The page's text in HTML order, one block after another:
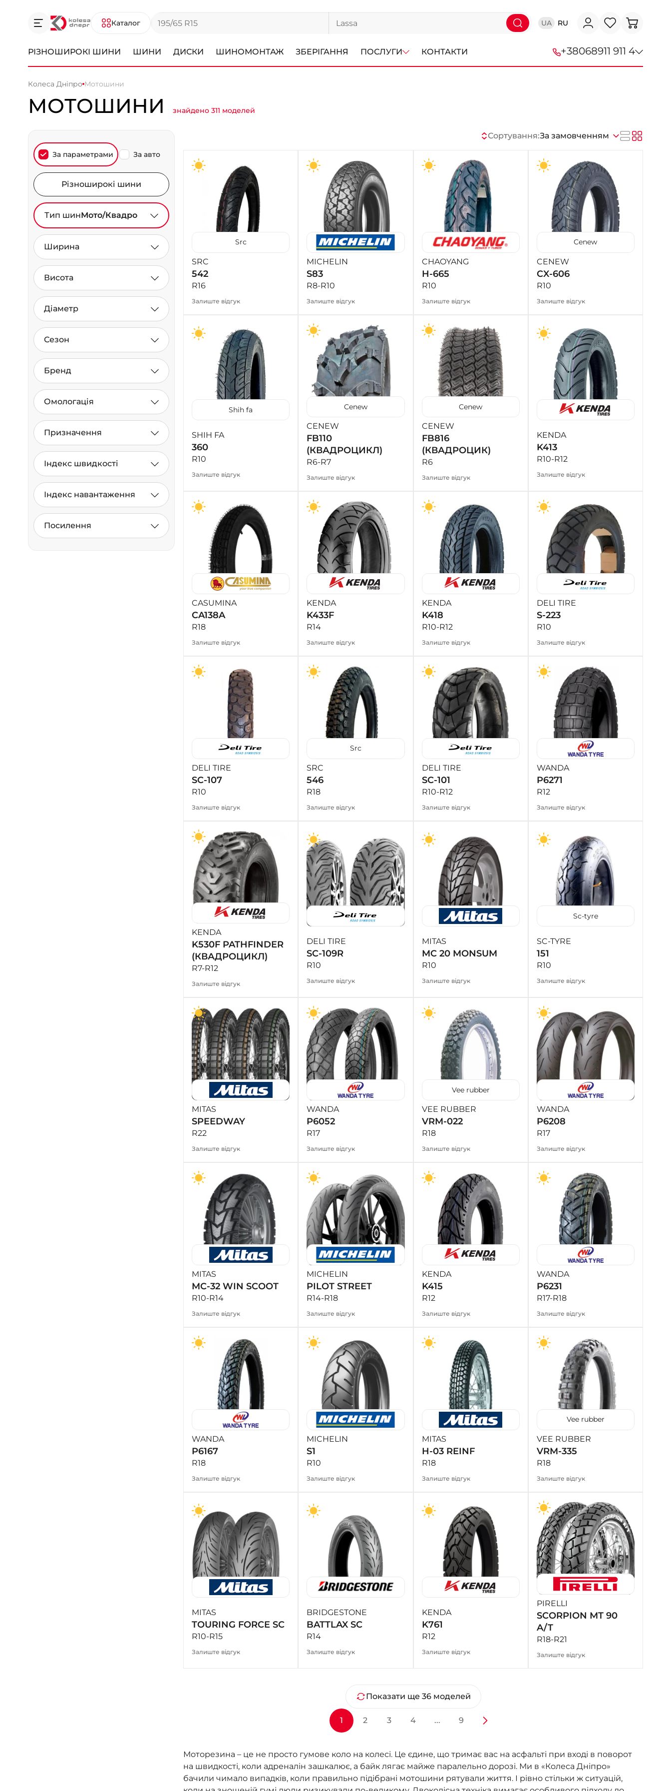
Каталог UA RU
РІЗНОШИРОКІ ШИНИ ШИНИ ДИСКИ ШИНОМОНТАЖ ЗБЕРІГАННЯ ПОСЛУГИ КОНТАКТИ +38068911 911 4
+38 (095) 276-44-44
+38 (067) 911-14-14
- на Щепкіна
+38 (098) 911-911-0
- на Тополі
+38 (098) 911-911-4
- на Калиновій
+38 (077) 7-184-184
+38 (099)-643-33-77
+38 (068)-923-74-19
- Калинова
Колеса Дніпро Мотошини
МОТОШИНИ знайдено 311 моделей
За параметрами За авто
Різноширокі шини
Тип шинМото/Квадро
Ширина
Висота
Діаметр
Сезон
Бренд
Омологація
Призначення
Індекс швидкості
Індекс навантаження
Посилення
Сортування:За замовченням
Src
SRC
542
R16
Залиште відгук
MICHELIN
S83
R8-R10
Залиште відгук
CHAOYANG
H-665
R10
Залиште відгук
Cenew
CENEW
CX-606
R10
Залиште відгук
Shih fa
SHIH FA
360
R10
Залиште відгук
Cenew
CENEW
FB110
(КВАДРОЦИКЛ)
R6-R7
Залиште відгук
Cenew
CENEW
FB816
(КВАДРОЦИК)
R6
Залиште відгук
KENDA
K413
R10-R12
Залиште відгук
CASUMINA
CA138A
R18
Залиште відгук
KENDA
K433F
R14
Залиште відгук
KENDA
K418
R10-R12
Залиште відгук
DELI TIRE
S-223
R10
Залиште відгук
DELI TIRE
SC-107
R10
Залиште відгук
Src
SRC
546
R18
Залиште відгук
DELI TIRE
SC-101
R10-R12
Залиште відгук
WANDA
P6271
R12
Залиште відгук
KENDA
K530F PATHFINDER
(КВАДРОЦИКЛ)
R7-R12
Залиште відгук
DELI TIRE
SC-109R
R10
Залиште відгук
MITAS
MC 20 MONSUM
R10
Залиште відгук
Sc-tyre
SC-TYRE
151
R10
Залиште відгук
MITAS
SPEEDWAY
R22
Залиште відгук
WANDA
P6052
R17
Залиште відгук
Vee rubber
VEE RUBBER
VRM-022
R18
Залиште відгук
WANDA
P6208
R17
Залиште відгук
MITAS
MC-32 WIN SCOOT
R10-R14
Залиште відгук
MICHELIN
PILOT STREET
R14-R18
Залиште відгук
KENDA
K415
R12
Залиште відгук
WANDA
P6231
R17-R18
Залиште відгук
WANDA
P6167
R18
Залиште відгук
MICHELIN
S1
R10
Залиште відгук
MITAS
H-03 REINF
R18
Залиште відгук
Vee rubber
VEE RUBBER
VRM-335
R18
Залиште відгук
MITAS
TOURING FORCE SC
R10-R15
Залиште відгук
BRIDGESTONE
BATTLAX SC
R14
Залиште відгук
KENDA
K761
R12
Залиште відгук
PIRELLI
SCORPION MT 90
A/T
R18-R21
Залиште відгук
Показати ще 36 моделей
1 2 3 4 ... 9
Моторезина – це не просто гумове коло на колесі. Це єдине, що тримає вас на асфальті при вході в поворот
на швидкості, коли адреналін зашкалює, а байк лягає майже паралельно дорозі. Ми в «Колеса Дніпро»
бачили чимало випадків, коли правильно підібрані мотошини рятували життя. І рівно стільки ж ситуацій,